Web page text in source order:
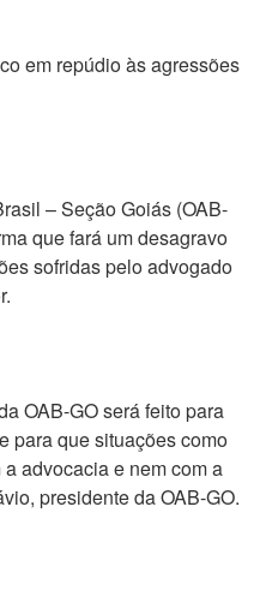
em repúdio às agressões
– Seção Goiás (OAB-
que fará um desagravo
sofridas pelo advogado
OAB-GO será feito para
para que situações como
advocacia e nem com a
presidente da OAB-GO.